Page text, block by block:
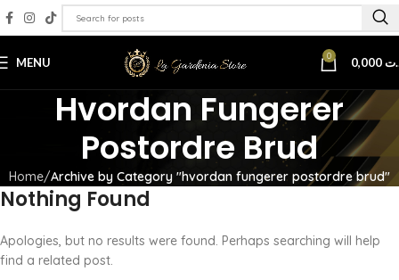
MENU 0
Hvordan Fungerer
Postordre Brud
Home Archive by Category "hvordan fungerer postordre brud"
Nothing Found
Apologies, but no results were found. Perhaps searching will help
find a related post.